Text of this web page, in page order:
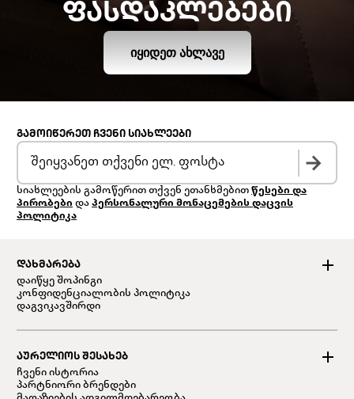
ᲤᲐᲡᲓᲐᲙᲚᲔᲑᲔᲑᲘ
ᲘᲧᲘᲓᲔᲗ ᲐᲮᲚᲐᲕᲔ
ᲓᲐᲮᲛᲐᲠᲔᲑᲐ
დაიწყე შოპინგი
კონფიდენციალობის პოლიტიკა
დაგვიკავშირდი
ᲐᲣᲠᲔᲚᲘᲝᲡ ᲨᲔᲡᲐᲮᲔᲑ
ჩვენი ისტორია
პარტნიორი ბრენდები
ᲒᲐᲛᲝᲘᲬᲔᲠᲔᲗ ᲩᲕᲔᲜᲘ ᲡᲘᲐᲮᲚᲔᲔᲑᲘ
სიახლეების გამოწერით თქვენ ეთანხმებით წესები და
პირობები და პერსონალური მონაცემების დაცვის
პოლიტიკა